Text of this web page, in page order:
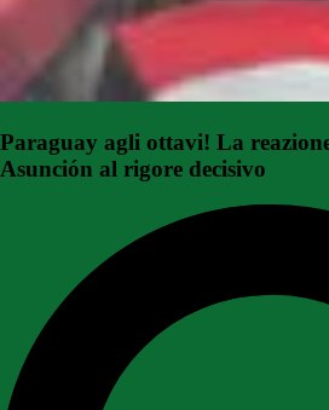
Paraguay agli ottavi! La
Asunción al rigore decisivo